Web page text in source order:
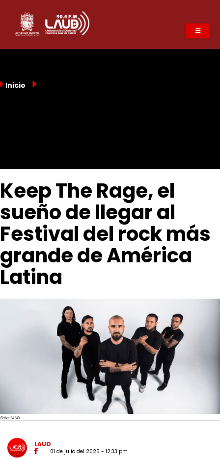
contenido
principal
Inicio
Keep The Rage, el
sueño de llegar al
Festival del rock más
grande de América
Latina
Foto: LAUD
LAUD
01 de julio del 2025 - 12:33 pm